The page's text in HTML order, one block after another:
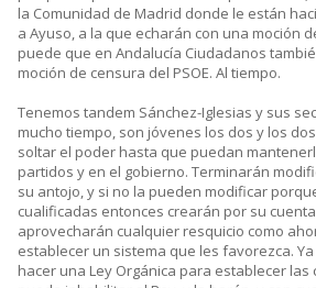
la Comunidad de Madrid donde le están
a Ayuso, a la que echarán con una moción
puede que en Andalucía Ciudadanos
moción de censura del PSOE. Al tiempo.
Tenemos tandem Sánchez-Iglesias y sus
mucho tiempo, son jóvenes los dos y los
soltar el poder hasta que puedan
partidos y en el gobierno. Terminarán
su antojo, y si no la pueden modificar
cualificadas entonces crearán por su
aprovecharán cualquier resquicio como
establecer un sistema que les favorezca.
hacer una Ley Orgánica para establecer las